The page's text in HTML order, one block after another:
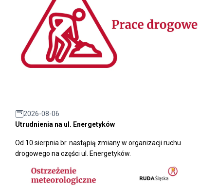
2026-08-06
Utrudnienia na ul. Energetyków
Od 10 sierpnia br. nastąpią zmiany w organizacji ruchu
drogowego na części ul. Energetyków.